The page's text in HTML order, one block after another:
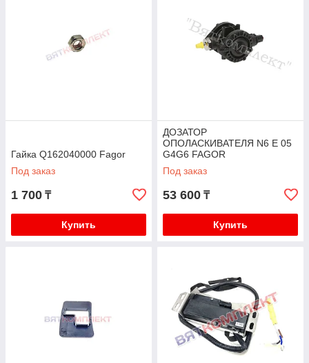
Гайка Q162040000 Fagor
Под заказ
1 700 ₸
Купить
ДОЗАТОР
ОПОЛАСКИВАТЕЛЯ N6 E 05
G4G6 FAGOR
Под заказ
53 600 ₸
Купить